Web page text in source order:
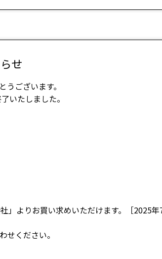
せ
ございます。
いたしました。
」よりお買い求めいただけます。［2025
せください。